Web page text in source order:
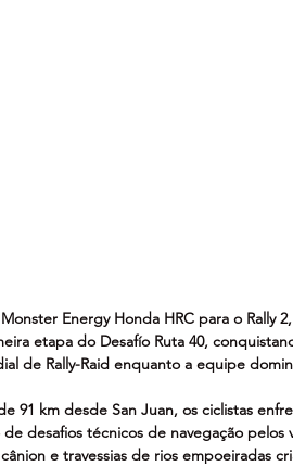
Energy Honda HRC para o Rally
etapa do Desafío Ruta 40,
de Rally-Raid enquanto a equipe
91 km desde San Juan, os ciclistas
desafios técnicos de navegação pelos
e travessias de rios empoeiradas